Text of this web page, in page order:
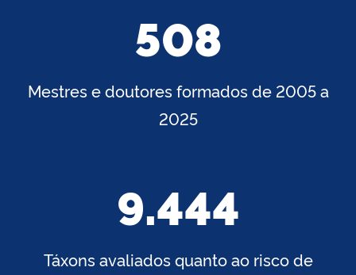
508
Mestres e doutores formados de 2005 a
2025
9.444
Táxons avaliados quanto ao risco de